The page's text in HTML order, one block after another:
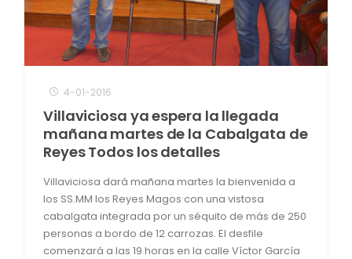
4-01-2016
Villaviciosa ya espera la llegada
mañana martes de la Cabalgata de
Reyes Todos los detalles
Villaviciosa dará mañana martes la bienvenida a
los SS.MM los Reyes Magos con una vistosa
cabalgata integrada por un séquito de más de 250
personas a bordo de 12 carrozas. El desfile
comenzará a las 19 horas en la calle Víctor García